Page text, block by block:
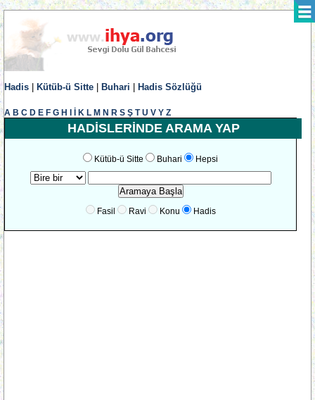
Hadis Kütüb-ü Sitte Buhari Hadis Sözlüğü
A B C D E F G H K L M N R S Ş T U V Y Z
HADİSLERİNDE ARAMA YAP
Kütüb-ü Sitte Buhari Hepsi
Fasil Ravi Konu Hadis